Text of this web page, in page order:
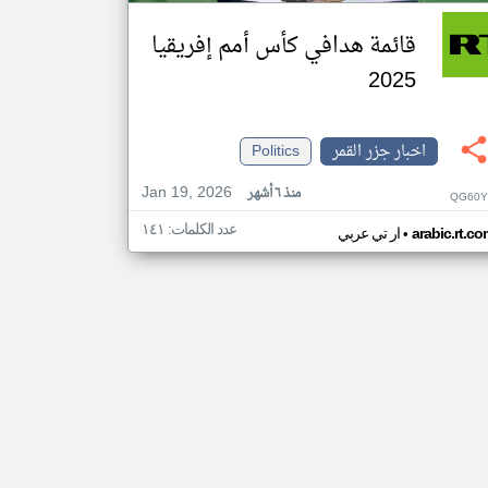
قائمة هدافي كأس أمم إفريقيا
2025
اخبار جزر القمر
Politics
Jan 19, 2026
منذ ٦ أشهر
ار تي عربي• عدد الكلمات: ١٤١